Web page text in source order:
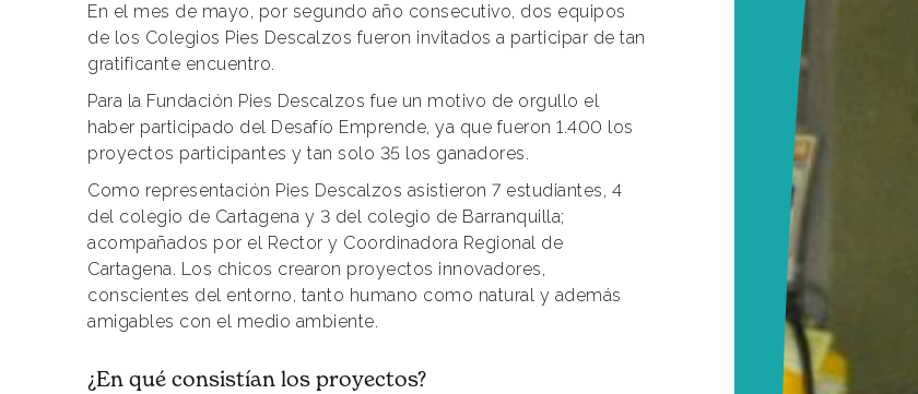
En el mes de mayo, por segundo año consecutivo, dos equipos
de los Colegios Pies Descalzos fueron invitados a participar de tan
gratificante encuentro.
Para la Fundación Pies Descalzos fue un motivo de orgullo el
haber participado del Desafío Emprende, ya que fueron 1.400 los
proyectos participantes y tan solo 35 los ganadores.
Como representación Pies Descalzos asistieron 7 estudiantes, 4
del colegio de Cartagena y 3 del colegio de Barranquilla;
acompañados por el Rector y Coordinadora Regional de
Cartagena. Los chicos crearon proyectos innovadores,
conscientes del entorno, tanto humano como natural y además
amigables con el medio ambiente.
¿En qué consistían los proyectos?